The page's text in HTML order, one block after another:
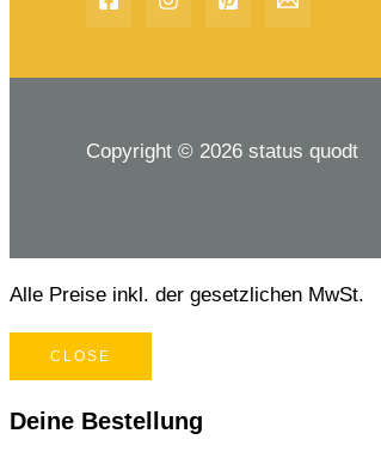
Copyright © 2026 status quodt
Alle Preise inkl. der gesetzlichen MwSt.
CLOSE
Deine Bestellung